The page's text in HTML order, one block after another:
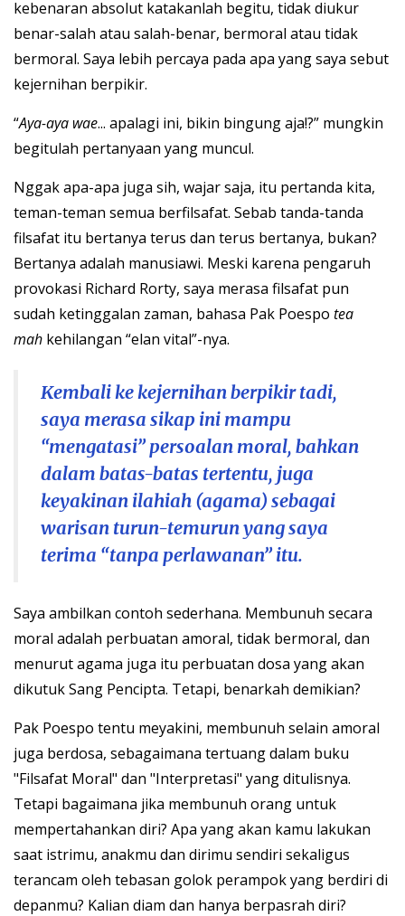
kebenaran absolut katakanlah begitu, tidak diukur
benar-salah atau salah-benar, bermoral atau tidak
bermoral. Saya lebih percaya pada apa yang saya sebut
kejernihan berpikir.
“Aya-aya wae... apalagi ini, bikin bingung aja!?” mungkin
begitulah pertanyaan yang muncul.
Nggak apa-apa juga sih, wajar saja, itu pertanda kita,
teman-teman semua berfilsafat. Sebab tanda-tanda
filsafat itu bertanya terus dan terus bertanya, bukan?
Bertanya adalah manusiawi. Meski karena pengaruh
provokasi Richard Rorty, saya merasa filsafat pun
sudah ketinggalan zaman, bahasa Pak Poespo tea
mah kehilangan “elan vital”-nya.
Kembali ke kejernihan berpikir tadi,
saya merasa sikap ini mampu
“mengatasi” persoalan moral, bahkan
dalam batas-batas tertentu, juga
keyakinan ilahiah (agama) sebagai
warisan turun-temurun yang saya
terima “tanpa perlawanan” itu.
Saya ambilkan contoh sederhana. Membunuh secara
moral adalah perbuatan amoral, tidak bermoral, dan
menurut agama juga itu perbuatan dosa yang akan
dikutuk Sang Pencipta. Tetapi, benarkah demikian?
Pak Poespo tentu meyakini, membunuh selain amoral
juga berdosa, sebagaimana tertuang dalam buku
"Filsafat Moral" dan "Interpretasi" yang ditulisnya.
Tetapi bagaimana jika membunuh orang untuk
mempertahankan diri? Apa yang akan kamu lakukan
saat istrimu, anakmu dan dirimu sendiri sekaligus
terancam oleh tebasan golok perampok yang berdiri di
depanmu? Kalian diam dan hanya berpasrah diri?